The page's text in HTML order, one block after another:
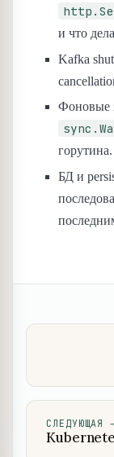
и что
Kafka
Фоновые
горутина.
БД и
СЛЕДУЮЩАЯ